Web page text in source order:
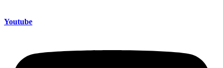
Youtube